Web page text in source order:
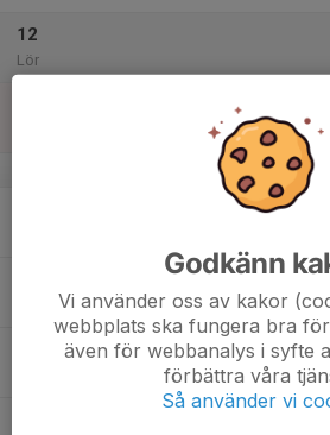
12
Lör
v.51
Godkänn
Vi använder oss av kakor
webbplats ska fungera bra
även för webbanalys i syfte
förbättra våra
Så använder vi